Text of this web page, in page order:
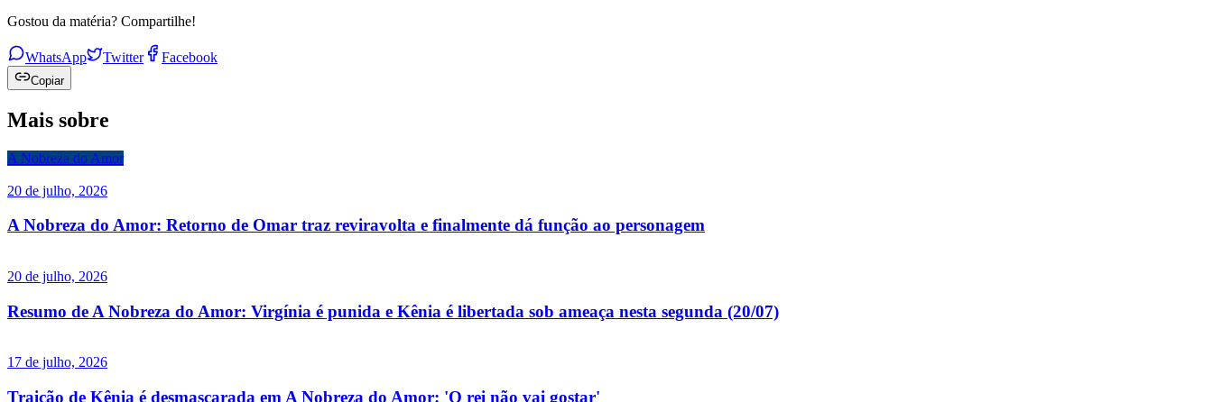
Gostou da matéria? Compartilhe!
WhatsApp Twitter Facebook
Copiar
Mais sobre
A Nobreza do Amor
20 de julho, 2026
A Nobreza do Amor: Retorno de Omar traz reviravolta e finalmente dá função ao personagem
20 de julho, 2026
Resumo de A Nobreza do Amor: Virgínia é punida e Kênia é libertada sob ameaça nesta segunda (20/07)
17 de julho, 2026
Traição de Kênia é desmascarada em A Nobreza do Amor: 'O rei não vai gostar'